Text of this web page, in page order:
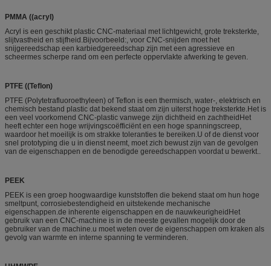
PMMA ((acryl)
Acryl is een geschikt plastic CNC-materiaal met lichtgewicht, grote treksterkte,
slijtvastheid en stijfheid.Bijvoorbeeld:, voor CNC-snijden moet het
snijgereedschap een karbiedgereedschap zijn met een agressieve en
scheermes scherpe rand om een perfecte oppervlakte afwerking te geven.
PTFE ((Teflon)
PTFE (Polytetrafluoroethyleen) of Teflon is een thermisch, water-, elektrisch en
chemisch bestand plastic dat bekend staat om zijn uiterst hoge treksterkte.Het is
een veel voorkomend CNC-plastic vanwege zijn dichtheid en zachtheidHet
heeft echter een hoge wrijvingscoëfficiënt en een hoge spanningscreep,
waardoor het moeilijk is om strakke toleranties te bereiken.U of de dienst voor
snel prototyping die u in dienst neemt, moet zich bewust zijn van de gevolgen
van de eigenschappen en de benodigde gereedschappen voordat u bewerkt..
PEEK
PEEK is een groep hoogwaardige kunststoffen die bekend staat om hun hoge
smeltpunt, corrosiebestendigheid en uitstekende mechanische
eigenschappen.de inherente eigenschappen en de nauwkeurigheidHet
gebruik van een CNC-machine is in de meeste gevallen mogelijk door de
gebruiker van de machine.u moet weten over de eigenschappen om kraken als
gevolg van warmte en interne spanning te verminderen.